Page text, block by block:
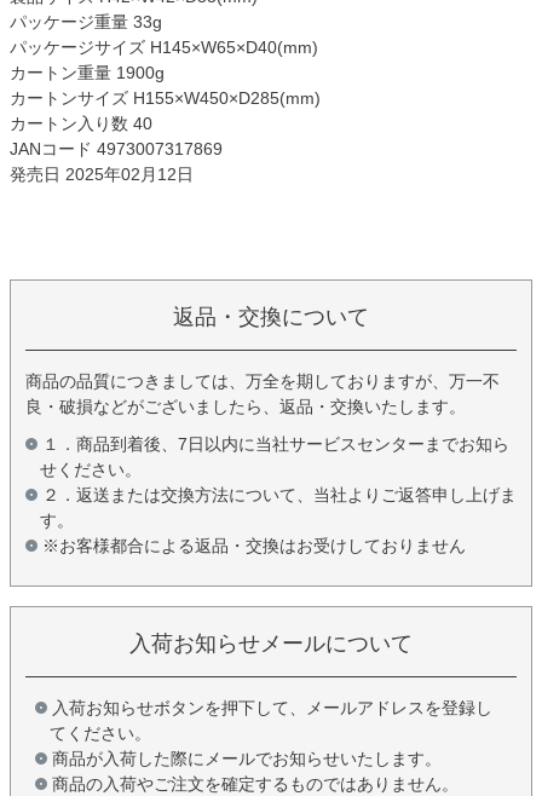
パッケージ重量 33g
パッケージサイズ H145×W65×D40(mm)
カートン重量 1900g
カートンサイズ H155×W450×D285(mm)
カートン入り数 40
JANコード 4973007317869
発売日 2025年02月12日
返品・交換について
商品の品質につきましては、万全を期しておりますが、万一不
良・破損などがございましたら、返品・交換いたします。
１．商品到着後、7日以内に当社サービスセンターまでお知ら
せください。
２．返送または交換方法について、当社よりご返答申し上げま
す。
※お客様都合による返品・交換はお受けしておりません
入荷お知らせメールについて
入荷お知らせボタンを押下して、メールアドレスを登録し
てください。
商品が入荷した際にメールでお知らせいたします。
商品の入荷やご注文を確定するものではありません。